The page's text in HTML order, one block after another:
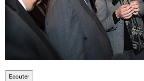
Hotels
Ecouter